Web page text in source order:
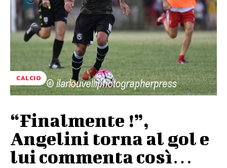
CALCIO
“Finalmente !”,
Angelini torna al gol e
lui commenta così…